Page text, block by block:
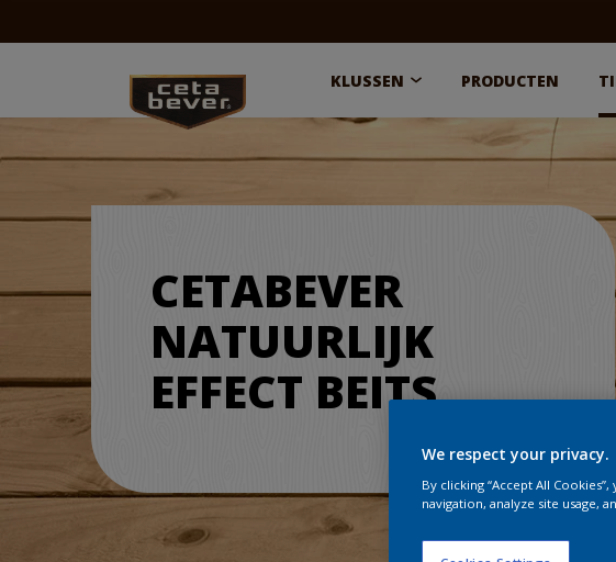
KLUSSEN PRODUCTEN
CETABEVER
NATUURLIJK
EFFECT BEITS
We respect your privacy.
By clicking “Accept All
navigation, analyze site usage,